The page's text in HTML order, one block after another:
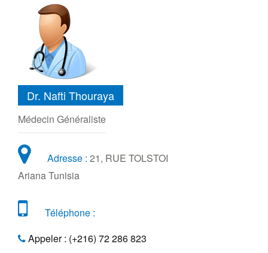
Dr. Nafti Thouraya
Médecin Généraliste
Adresse : 21, RUE TOLSTOI
Ariana Tunisia
Téléphone :
Appeler : (+216) 72 286 823